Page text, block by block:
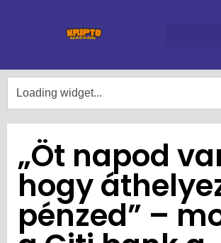
„Öt napod
hogy
pénzed” –